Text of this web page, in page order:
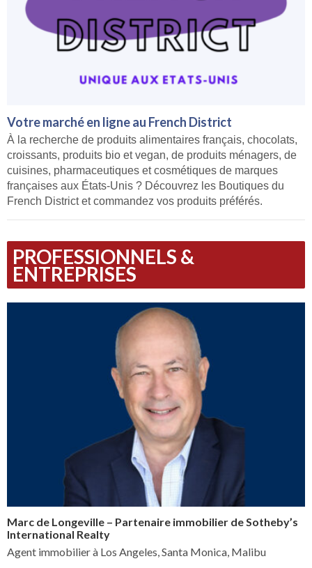
Votre marché en ligne au French District
À la recherche de produits alimentaires français, chocolats,
croissants, produits bio et vegan, de produits ménagers, de
cuisines, pharmaceutiques et cosmétiques de marques
françaises aux États-Unis ? Découvrez les Boutiques du
French District et commandez vos produits préférés.
PROFESSIONNELS &
ENTREPRISES
Marc de Longeville – Partenaire immobilier de Sotheby’s
International Realty
Agent immobilier à Los Angeles, Santa Monica, Malibu